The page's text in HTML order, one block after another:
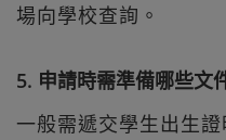
場向學校查詢。
5. 申請時需準備哪些文
一般需遞交學生出生